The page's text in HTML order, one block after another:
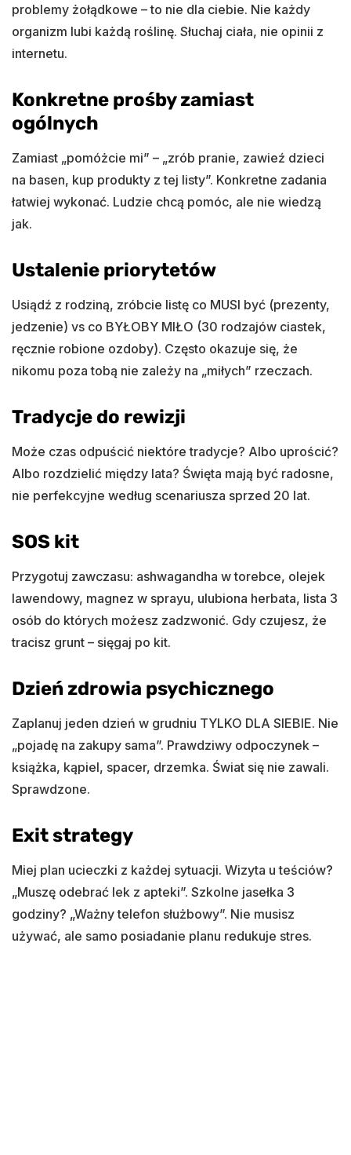
problemy żołądkowe – to nie dla ciebie. Nie każdy
organizm lubi każdą roślinę. Słuchaj ciała, nie opinii z
internetu.
Konkretne prośby zamiast
ogólnych
Zamiast „pomóżcie mi” – „zrób pranie, zawieź dzieci
na basen, kup produkty z tej listy”. Konkretne zadania
łatwiej wykonać. Ludzie chcą pomóc, ale nie wiedzą
jak.
Ustalenie priorytetów
Usiądź z rodziną, zróbcie listę co MUSI być (prezenty,
jedzenie) vs co BYŁOBY MIŁO (30 rodzajów ciastek,
ręcznie robione ozdoby). Często okazuje się, że
nikomu poza tobą nie zależy na „miłych” rzeczach.
Tradycje do rewizji
Może czas odpuścić niektóre tradycje? Albo uprościć?
Albo rozdzielić między lata? Święta mają być radosne,
nie perfekcyjne według scenariusza sprzed 20 lat.
SOS kit
Przygotuj zawczasu: ashwagandha w torebce, olejek
lawendowy, magnez w sprayu, ulubiona herbata, lista 3
osób do których możesz zadzwonić. Gdy czujesz, że
tracisz grunt – sięgaj po kit.
Dzień zdrowia psychicznego
Zaplanuj jeden dzień w grudniu TYLKO DLA SIEBIE. Nie
„pojadę na zakupy sama”. Prawdziwy odpoczynek –
książka, kąpiel, spacer, drzemka. Świat się nie zawali.
Sprawdzone.
Exit strategy
Miej plan ucieczki z każdej sytuacji. Wizyta u teściów?
„Muszę odebrać lek z apteki”. Szkolne jasełka 3
godziny? „Ważny telefon służbowy”. Nie musisz
używać, ale samo posiadanie planu redukuje stres.